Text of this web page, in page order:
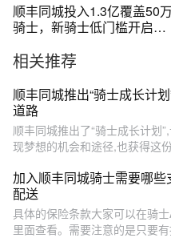
顺丰同城投入1.3亿覆盖50万
骑士，新骑士低门槛开启跑
元。#顺丰同城
相关推荐
顺丰同城推出“骑士成长计
道路
顺丰同城推出了“骑士成长计划
现梦想的机会和途径,也获得这
加入顺丰同城骑士需要哪
配送
具体的保险条款大家可以在骑
里面查看。需要注意的是只要